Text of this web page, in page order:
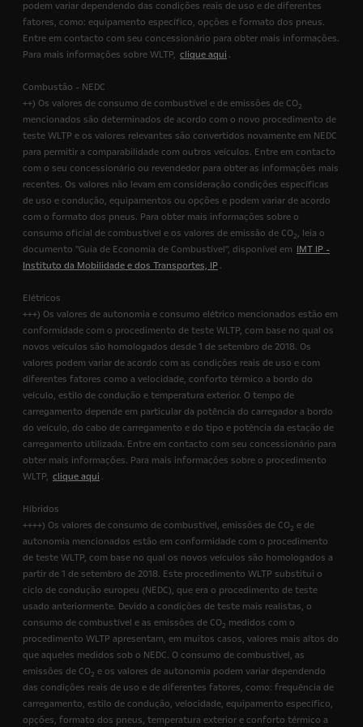
podem variar dependendo das condições reais de uso e de diferentes
fatores, como: equipamento específico, opções e formato dos pneus.
Entre em contacto com seu concessionário para obter mais informações.
Para mais informações sobre WLTP, clique aqui .
Combustão - NEDC
++) Os valores de consumo de combustível e de emissões de CO2
mencionados são determinados de acordo com o novo procedimento de
teste WLTP e os valores relevantes são convertidos novamente em NEDC
para permitir a comparabilidade com outros veículos. Entre em contacto
com o seu concessionário ou revendedor para obter as informações mais
recentes. Os valores não levam em consideração condições específicas
de uso e condução, equipamentos ou opções e podem variar de acordo
com o formato dos pneus. Para obter mais informações sobre o
consumo oficial de combustível e os valores de emissão de CO2, leia o
documento "Guia de Economia de Combustível", disponível em IMT IP -
Instituto da Mobilidade e dos Transportes, IP .
Elétricos
+++) Os valores de autonomia e consumo elétrico mencionados estão em
conformidade com o procedimento de teste WLTP, com base no qual os
novos veículos são homologados desde 1 de setembro de 2018. Os
valores podem variar de acordo com as condições reais de uso e com
diferentes fatores como a velocidade, conforto térmico a bordo do
veículo, estilo de condução e temperatura exterior. O tempo de
carregamento depende em particular da potência do carregador a bordo
do veículo, do cabo de carregamento e do tipo e potência da estação de
carregamento utilizada. Entre em contacto com seu concessionário para
obter mais informações. Para mais informações sobre o procedimento
WLTP, clique aqui .
Híbridos
++++) Os valores de consumo de combustível, emissões de CO2 e de
autonomia mencionados estão em conformidade com o procedimento
de teste WLTP, com base no qual os novos veículos são homologados a
partir de 1 de setembro de 2018. Este procedimento WLTP substitui o
ciclo de condução europeu (NEDC), que era o procedimento de teste
usado anteriormente. Devido a condições de teste mais realistas, o
consumo de combustível e as emissões de CO2 medidos com o
procedimento WLTP apresentam, em muitos casos, valores mais altos do
que aqueles medidos sob o NEDC. O consumo de combustível, as
emissões de CO2 e os valores de autonomia podem variar dependendo
das condições reais de uso e de diferentes fatores, como: frequência de
carregamento, estilo de condução, velocidade, equipamento específico,
opções, formato dos pneus, temperatura exterior e conforto térmico a